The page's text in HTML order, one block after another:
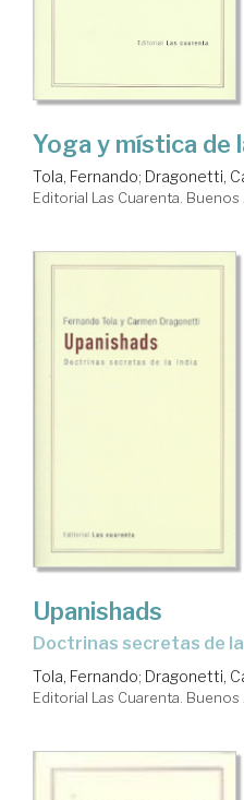
Yoga y mística de
Tola, Fernando; Dragonetti,
Editorial Las Cuarenta. Buenos
Upanishads
doctrinas secretas de
Tola, Fernando; Dragonetti,
Editorial Las Cuarenta. Buenos